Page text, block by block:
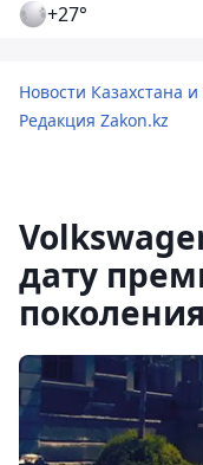
+27°
Новости Казахстана
Редакция Zakon.kz
дату